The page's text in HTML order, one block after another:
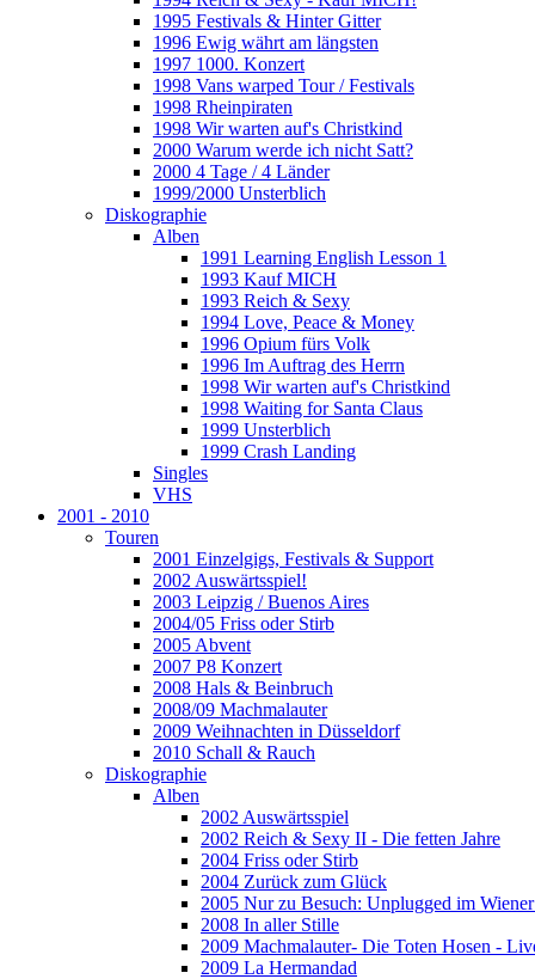
1995 Festivals & Hinter Gitter
1996 Ewig währt am längsten
1997 1000. Konzert
1998 Vans warped Tour / Festivals
1998 Rheinpiraten
1998 Wir warten auf's Christkind
2000 Warum werde ich nicht Satt?
2000 4 Tage / 4 Länder
1999/2000 Unsterblich
Diskographie
Alben
1991 Learning English Lesson 1
1993 Kauf MICH
1993 Reich & Sexy
1994 Love, Peace & Money
1996 Opium fürs Volk
1996 Im Auftrag des Herrn
1998 Wir warten auf's Christkind
1998 Waiting for Santa Claus
1999 Unsterblich
1999 Crash Landing
Singles
VHS
2001 - 2010
Touren
2001 Einzelgigs, Festivals & Support
2002 Auswärtsspiel!
2003 Leipzig / Buenos Aires
2004/05 Friss oder Stirb
2005 Abvent
2007 P8 Konzert
2008 Hals & Beinbruch
2008/09 Machmalauter
2009 Weihnachten in Düsseldorf
2010 Schall & Rauch
Diskographie
Alben
2002 Auswärtsspiel
2002 Reich & Sexy II - Die fetten Jahre
2004 Friss oder Stirb
2004 Zurück zum Glück
2005 Nur zu Besuch: Unplugged im
2008 In aller Stille
2009 Machmalauter- Die Toten Hosen -
2009 La Hermandad